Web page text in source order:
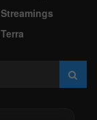
Streamings
Terra